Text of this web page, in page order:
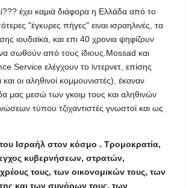
έχει καμιά διάφορα η Ελλάδα από το
"έγκυρες πήγες" ειναι ισραηλινές, τα
ιουδαϊκά, και επι 40 χρονια ψηφίζουν
σωθούν από τους ίδιους.Mossad και
Service ελέγχουν το ίντερνετ, επίσης
και οι αληθινοί κομμουνιστές), έκαναν
μας μεσώ των γκοιμ τους και αληθινών
τύπου τζιχαντιστές γνωστοί και ως
Ισραήλ στον κόσμο . Τρομοκρατία,
κυβερνήσεων, στρατών,
τους, των οικονομικών τους, των
και των συνόρων τους, των